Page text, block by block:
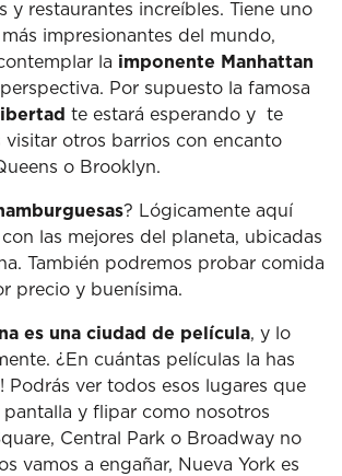
y restaurantes increíbles. Tiene uno
más impresionantes del mundo,
la imponente Manhattan
Por supuesto la famosa
te estará esperando y te
visitar otros barrios con encanto
o Brooklyn.
? Lógicamente aquí
las mejores del planeta, ubicadas
También podremos probar comida
precio y buenísima.
es una ciudad de película, y lo
¿En cuántas películas la has
Podrás ver todos esos lugares que
y flipar como nosotros
Central Park o Broadway no
vamos a engañar, Nueva York es